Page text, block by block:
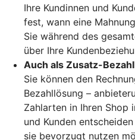
Ihre Kundinnen und
fest, wann eine
Sie während des
über Ihre
Auch als Zusatz-
Sie können den
Bezahllösung –
Zahlarten in Ihren Shop
und Kunden
sie bevorzugt nutzen